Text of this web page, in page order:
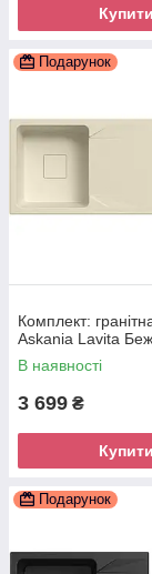
Купити
Подарунок
Комплект:
Askania Lavita
В наявності
3 699 ₴
Купити
Подарунок